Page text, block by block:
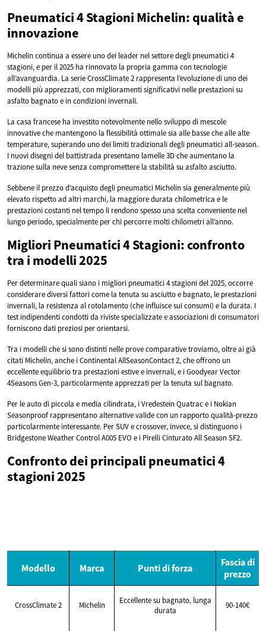
Pneumatici 4 Stagioni Michelin: qualità e
innovazione
Michelin continua a essere uno dei leader nel settore degli pneumatici 4
stagioni, e per il 2025 ha rinnovato la propria gamma con tecnologie
all’avanguardia. La serie CrossClimate 2 rappresenta l’evoluzione di uno dei
modelli più apprezzati, con miglioramenti significativi nelle prestazioni su
asfalto bagnato e in condizioni invernali.
La casa francese ha investito notevolmente nello sviluppo di mescole
innovative che mantengono la flessibilità ottimale sia alle basse che alle alte
temperature, superando uno dei limiti tradizionali degli pneumatici all-season.
I nuovi disegni del battistrada presentano lamelle 3D che aumentano la
trazione sulla neve senza compromettere la stabilità su asfalto asciutto.
Sebbene il prezzo d’acquisto degli pneumatici Michelin sia generalmente più
elevato rispetto ad altri marchi, la maggiore durata chilometrica e le
prestazioni costanti nel tempo li rendono spesso una scelta conveniente nel
lungo periodo, specialmente per chi percorre molti chilometri all’anno.
Migliori Pneumatici 4 Stagioni: confronto
tra i modelli 2025
Per determinare quali siano i migliori pneumatici 4 stagioni del 2025, occorre
considerare diversi fattori come la tenuta su asciutto e bagnato, le prestazioni
invernali, la resistenza al rotolamento (che influisce sui consumi) e la durata. I
test indipendenti condotti da riviste specializzate e associazioni di consumatori
forniscono dati preziosi per orientarsi.
Tra i modelli che si sono distinti nelle prove comparative troviamo, oltre ai già
citati Michelin, anche i Continental AllSeasonContact 2, che offrono un
eccellente equilibrio tra prestazioni estive e invernali, e i Goodyear Vector
4Seasons Gen-3, particolarmente apprezzati per la tenuta sul bagnato.
Per le auto di piccola e media cilindrata, i Vredestein Quatrac e i Nokian
Seasonproof rappresentano alternative valide con un rapporto qualità-prezzo
particolarmente interessante. Per SUV e crossover, invece, si distinguono i
Bridgestone Weather Control A005 EVO e i Pirelli Cinturato All Season SF2.
Confronto dei principali pneumatici 4
stagioni 2025
Modello Marca Punti di forza
Fascia di
prezzo
CrossClimate 2 Michelin
Eccellente su bagnato, lunga
durata
90-140€